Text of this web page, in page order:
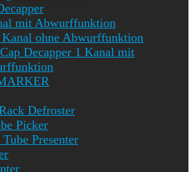
mit Abwurffunktion
ohne Abwurffunktion
Decapper 1 Kanal mit
Defroster
Picker
Presenter